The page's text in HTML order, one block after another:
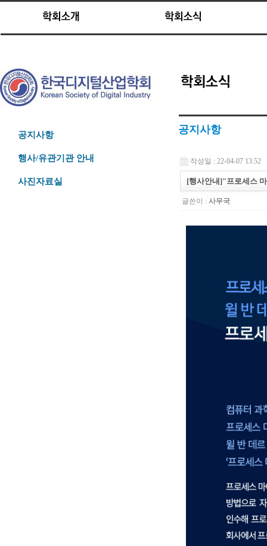
공지사항
행사/유관기관 안내
사진자료실
공지사항
작성일 : 22-04-07 13:52
[행사안내]"프로세스
글쓴이 : 사무국